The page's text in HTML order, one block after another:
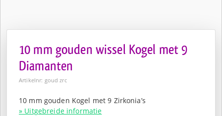
10 mm gouden wissel Kogel met 9
Diamanten
Artikelnr: goud zrc
10 mm gouden Kogel met 9 Zirkonia’s
» Uitgebreide informatie